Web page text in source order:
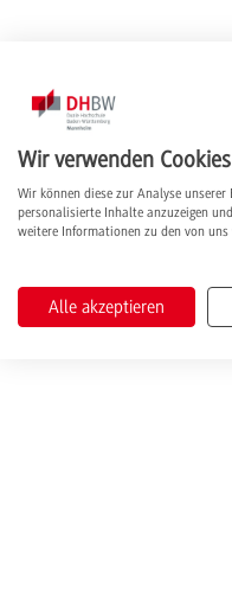
Wir verwenden Cookies
Wir können diese zur Analyse
personalisierte Inhalte anzuzeigen
weitere Informationen zu den von uns
Alle akzeptieren